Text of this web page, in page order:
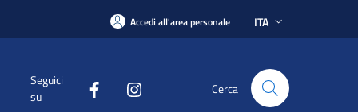
Accedi all'area personale ITA
Seguici
su
Cerca